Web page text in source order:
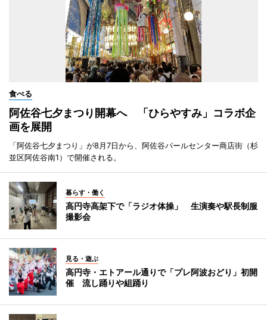
食べる
阿佐谷七夕まつり開幕へ 「ひらやすみ」コラボ企
画を展開
「阿佐谷七夕まつり」が8月7日から、阿佐谷パールセンター商店街（杉
並区阿佐谷南1）で開催される。
暮らす・働く
高円寺高架下で「ラジオ体操」 生演奏や駅長制服
撮影会
見る・遊ぶ
高円寺・エトアール通りで「プレ阿波おどり」初開
催 流し踊りや組踊り